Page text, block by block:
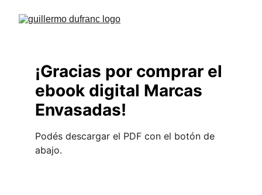
¡Gracias por comprar el
ebook digital Marcas
Envasadas!
Podés descargar el PDF con el botón de
abajo.